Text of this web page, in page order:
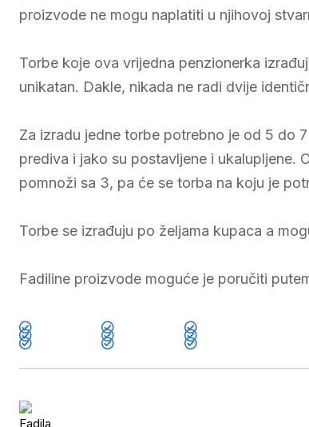
proizvode ne mogu naplatiti u njihovoj
Torbe koje ova vrijedna penzionerka
unikatan. Dakle, nikada ne radi dvije
Za izradu jedne torbe potrebno je od 5 do
prediva i jako su postavljene i ukalupljene.
pomnoži sa 3, pa će se torba na koju je
Torbe se izrađuju po željama kupaca a
Fadiline proizvode moguće je poručiti